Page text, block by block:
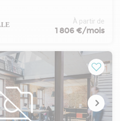
programme "L'ODYSSÉE"
bâtiments en R+4 de très bon
M²/AN
HT/HC/U/an
% du montant des loyers HT / HC
2024 : 0.60 €/m²/an
À partir de
1 806 €/mois